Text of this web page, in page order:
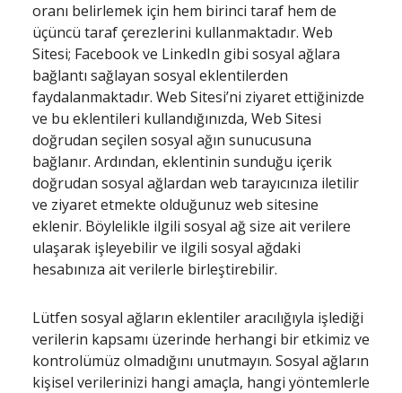
oranı belirlemek için hem birinci taraf hem de
üçüncü taraf çerezlerini kullanmaktadır. Web
Sitesi; Facebook ve LinkedIn gibi sosyal ağlara
bağlantı sağlayan sosyal eklentilerden
faydalanmaktadır. Web Sitesi’ni ziyaret ettiğinizde
ve bu eklentileri kullandığınızda, Web Sitesi
doğrudan seçilen sosyal ağın sunucusuna
bağlanır. Ardından, eklentinin sunduğu içerik
doğrudan sosyal ağlardan web tarayıcınıza iletilir
ve ziyaret etmekte olduğunuz web sitesine
eklenir. Böylelikle ilgili sosyal ağ size ait verilere
ulaşarak işleyebilir ve ilgili sosyal ağdaki
hesabınıza ait verilerle birleştirebilir.
Lütfen sosyal ağların eklentiler aracılığıyla işlediği
verilerin kapsamı üzerinde herhangi bir etkimiz ve
kontrolümüz olmadığını unutmayın. Sosyal ağların
kişisel verilerinizi hangi amaçla, hangi yöntemlerle